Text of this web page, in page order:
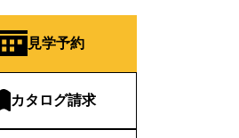
見学予約
カタログ請求